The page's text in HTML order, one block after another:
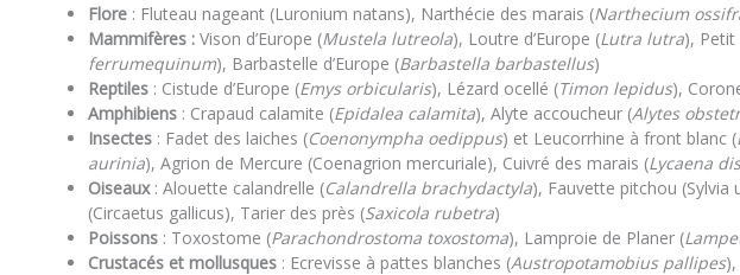
Flore : Fluteau nageant (Luronium natans), Narthécie des marais (Narthecium
Mammifères : Vison d’Europe (Mustela lutreola), Loutre d’Europe (Lutra lutra), Petit
ferrumequinum), Barbastelle d’Europe (Barbastella barbastellus)
Reptiles : Cistude d’Europe (Emys orbicularis), Lézard ocellé (Timon lepidus),
Amphibiens : Crapaud calamite (Epidalea calamita), Alyte accoucheur (Alytes
Insectes : Fadet des laiches (Coenonympha oedippus) et Leucorrhine à front blanc (
aurinia), Agrion de Mercure (Coenagrion mercuriale), Cuivré des marais (Lycaena
Oiseaux : Alouette calandrelle (Calandrella brachydactyla), Fauvette pitchou (Sylvia
(Circaetus gallicus), Tarier des près (Saxicola rubetra)
Poissons : Toxostome (Parachondrostoma toxostoma), Lamproie de Planer (
Crustacés et mollusques : Ecrevisse à pattes blanches (Austropotamobius pallipes),